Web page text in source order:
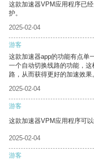
这款加速器VPM应用程序已
护。
2025-02-04
游客
这款加速器app的功能有点单
一个自动切换线路的功能，
路，从而获得更好的加速效果
2025-02-04
游客
这款加速器VPM应用程序可
2025-02-04
游客